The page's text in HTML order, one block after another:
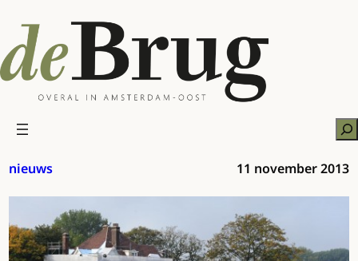
naar
de
inhoud
nieuws 11 november 2013